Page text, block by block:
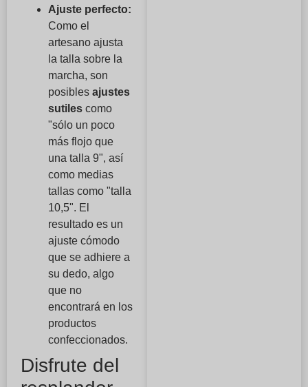
Ajuste perfecto:
Como el
artesano ajusta
la talla sobre la
marcha, son
posibles ajustes
sutiles como
"sólo un poco
más flojo que
una talla 9", así
como medias
tallas como "talla
10,5". El
resultado es un
ajuste cómodo
que se adhiere a
su dedo, algo
que no
encontrará en los
productos
confeccionados.
Disfrute del